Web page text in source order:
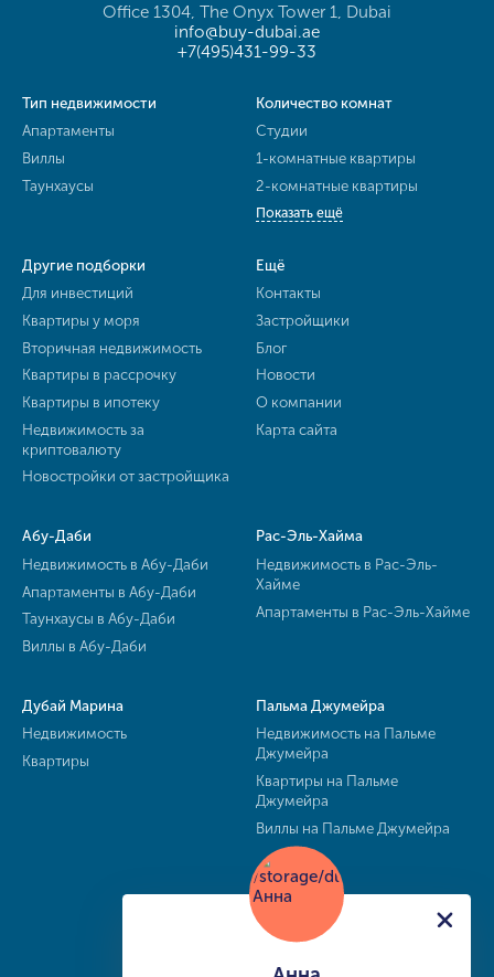
Office 1304, The Onyx Tower 1, Dubai
info@buy-dubai.ae
+7(495)431-99-33
Тип недвижимости
Апартаменты
Виллы
Таунхаусы
Количество комнат
Студии
1-комнатные квартиры
2-комнатные квартиры
Показать ещё
Другие подборки
Для инвестиций
Квартиры у моря
Вторичная недвижимость
Квартиры в рассрочку
Квартиры в ипотеку
Недвижимость за
криптовалюту
Новостройки от застройщика
Ещё
Контакты
Застройщики
Блог
Новости
О компании
Карта сайта
Абу-Даби
Недвижимость в Абу-Даби
Апартаменты в Абу-Даби
Таунхаусы в Абу-Даби
Виллы в Абу-Даби
Рас-Эль-Хайма
Недвижимость в Рас-Эль-
Хайме
Апартаменты в Рас-Эль-Хайме
Дубай Марина
Недвижимость
Квартиры
Пальма Джумейра
Недвижимость на Пальме
Джумейра
Квартиры на Пальме
Джумейра
Виллы на Пальме Джумейра